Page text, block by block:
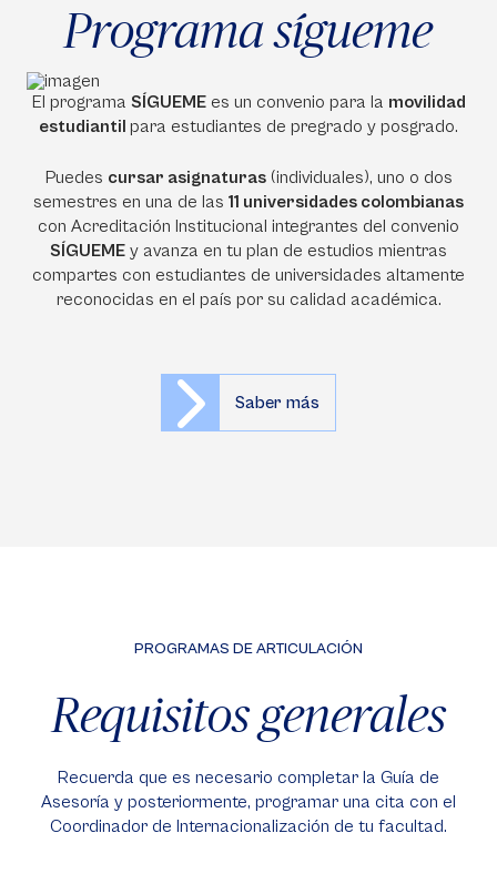
Programa sígueme
El programa SÍGUEMEes un convenio para la movilidad
estudiantil para estudiantes de pregrado y posgrado.
Puedes cursar asignaturas(individuales), uno o dos
semestres en una de las 11 universidades colombianas
con Acreditación Institucional integrantes del convenio
SÍGUEME y avanza en tu plan de estudios mientras
compartes con estudiantes de universidades altamente
reconocidas en el país por su calidad académica.
Saber más
PROGRAMAS DE ARTICULACIÓN
Requisitos generales
Recuerda que es necesario completar la Guía de
Asesoría y posteriormente, programar una cita con el
Coordinador de Internacionalización de tu facultad.